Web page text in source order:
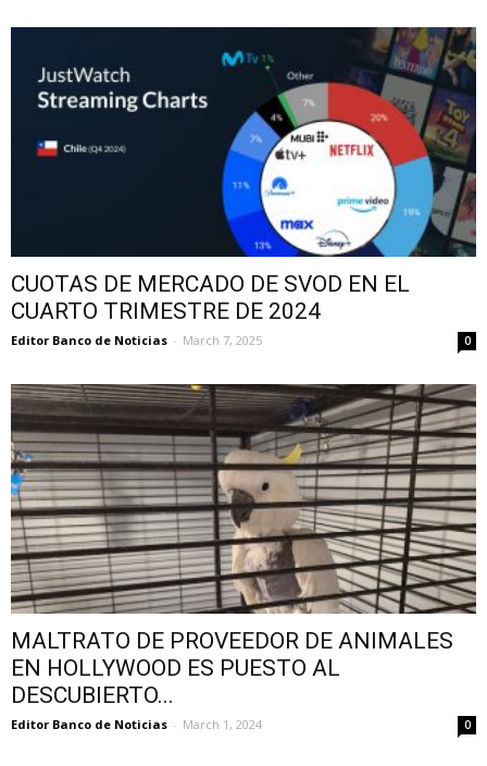
CUOTAS DE MERCADO DE SVOD EN EL
CUARTO TRIMESTRE DE 2024
Editor Banco de Noticias - March 7, 2025 0
MALTRATO DE PROVEEDOR DE ANIMALES
EN HOLLYWOOD ES PUESTO AL
DESCUBIERTO...
Editor Banco de Noticias - March 1, 2024 0